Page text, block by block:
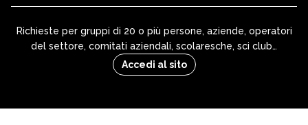
Richieste per gruppi di 20 o più persone, aziende, operatori
del settore, comitati aziendali, scolaresche, sci club…
Accedi al sito